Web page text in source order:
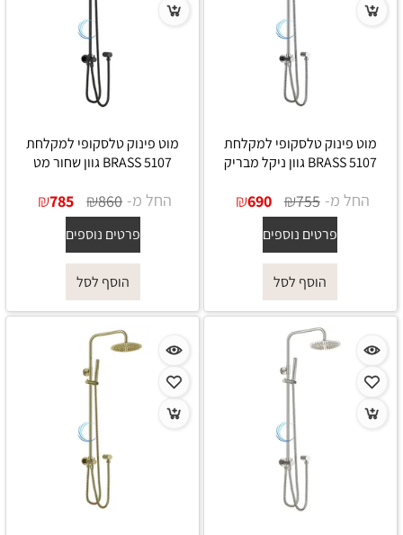
מוט פינוק טלסקופי למקלחת
5107 BRASS גוון ניקל מבריק
החל מ- ₪755
₪690
פרטים נוספים
הוסף לסל
מוט פינוק טלסקופי למקלחת
5107 BRASS גוון שחור מט
החל מ- ₪860
₪785
פרטים נוספים
הוסף לסל